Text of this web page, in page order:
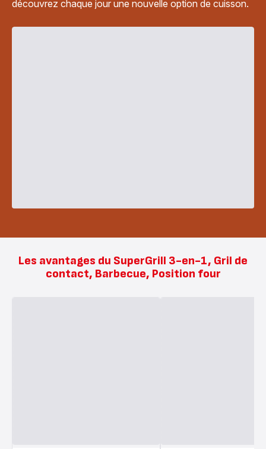
découvrez chaque jour une nouvelle option de cuisson.
Les avantages du SuperGrill 3-en-1, Gril de
contact, Barbecue, Position four